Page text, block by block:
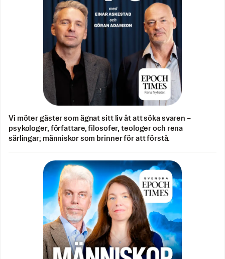
Vi möter gäster som ägnat sitt liv åt att söka svaren –
psykologer, författare, filosofer, teologer och rena
särlingar; människor som brinner för att förstå.